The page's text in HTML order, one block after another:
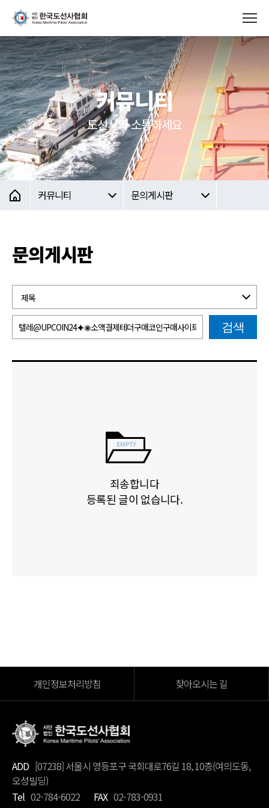
커뮤니티
도선사와 소통하세요
커뮤니티 문의게시판
문의게시판
검색
죄송합니다
등록된 글이 없습니다.
개인정보처리방침 찾아오시는 길
ADD [07238] 서울시 영등포구 국회대로76길 18, 10층(여의도동,
오성빌딩)
Tel 02-784-6022 FAX 02-783-0931